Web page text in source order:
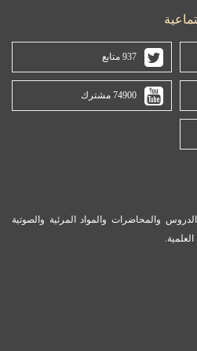
937 متابع
74900 مشترك
والمحاضرات والمواد المرئية والصوتية